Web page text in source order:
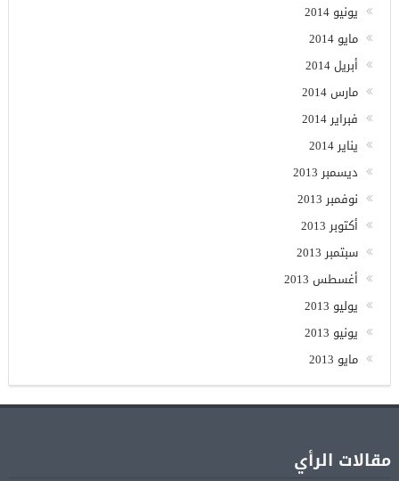
يونيو 2014
مايو 2014
أبريل 2014
مارس 2014
فبراير 2014
يناير 2014
ديسمبر 2013
نوفمبر 2013
أكتوبر 2013
سبتمبر 2013
أغسطس 2013
يوليو 2013
يونيو 2013
مايو 2013
مقالات الرأي